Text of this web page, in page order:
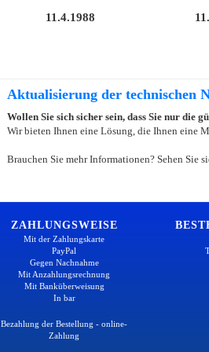
11.4.1988
Aktualisierung der technischen
Wollen Sie sich sicher sein, dass Sie nur die
Wir bieten Ihnen eine Lösung, die Ihnen eine
Brauchen Sie mehr Informationen? Sehen Sie
ZAHLUNGSWEISE
Mit der Zahlungskarte
PayPal
Gegen Nachnahme
Mit Anzahlungsrechnung
Mit Banküberweisung
In bar
Bezahlung der Bestellung - online-
Zahlung